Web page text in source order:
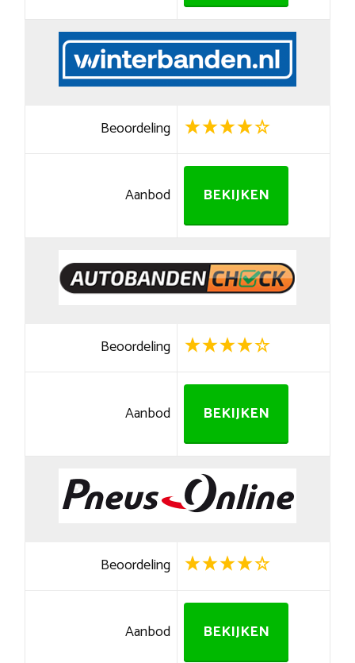
Beoordeling
Aanbod BEKIJKEN
Beoordeling
Aanbod BEKIJKEN
Beoordeling
Aanbod BEKIJKEN